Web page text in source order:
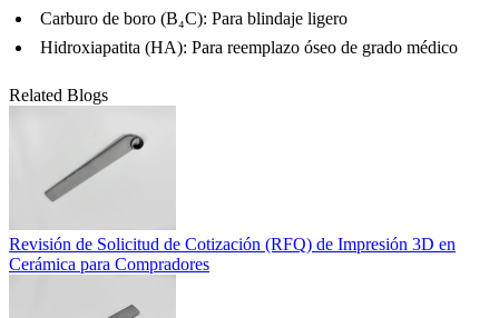
Carburo de boro (B₄C): Para blindaje ligero
Hidroxiapatita (HA): Para reemplazo óseo de grado médico
Related Blogs
Revisión de Solicitud de Cotización (RFQ) de Impresión 3D en
Cerámica para Compradores